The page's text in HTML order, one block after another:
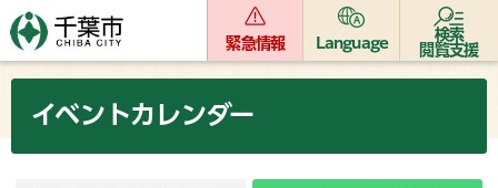
緊急情報 Language
検索
閲覧支援
イベントカレンダー